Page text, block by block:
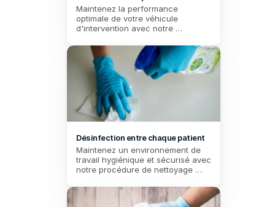
Maintenez la performance
optimale de votre véhicule
d'intervention avec notre
assurant la sécurité et la fiabilité
des ambulanciers sur la route.
Désinfection entre chaque patient
Maintenez un environnement de
travail hygiénique et sécurisé avec
notre procédure de nettoyage
conçue pour répondre aux
normes strictes d'hygiène des